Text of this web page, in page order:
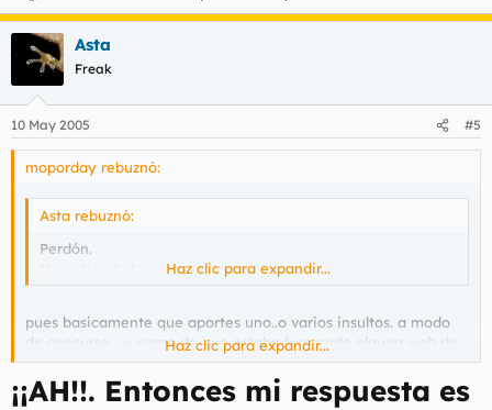
Asta
Freak
10 May 2005 #5
moporday rebuznó:
Asta rebuznó:
Perdón.
No entiendo la pregunta.Haz clic para expandir...
pues basicamente que aportes uno..o varios insultos. a modo
de concurso... y surge de que estaba buscando alguna web de
insultos por la red y no encuentro nada.
Haz clic para expandir...
¡¡AH!!. Entonces mi respuesta es